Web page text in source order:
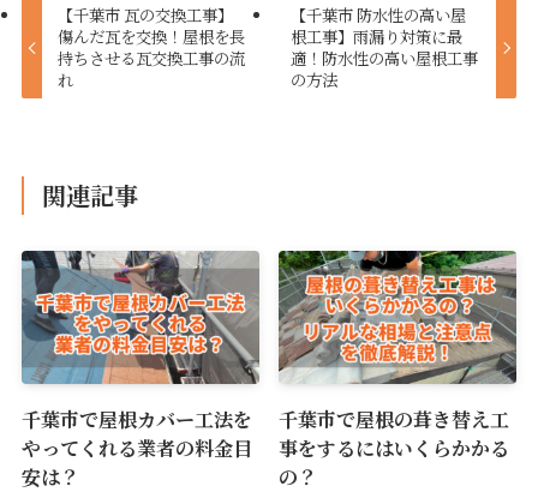
【千葉市 瓦の交換工事】
傷んだ瓦を交換！屋根を長
持ちさせる瓦交換工事の流
れ
【千葉市 防水性の高い屋
根工事】雨漏り対策に最
適！防水性の高い屋根工事
の方法
関連記事
千葉市で屋根カバー工法を
やってくれる業者の料金目
安は？
千葉市で屋根の葺き替え工
事をするにはいくらかかる
の？